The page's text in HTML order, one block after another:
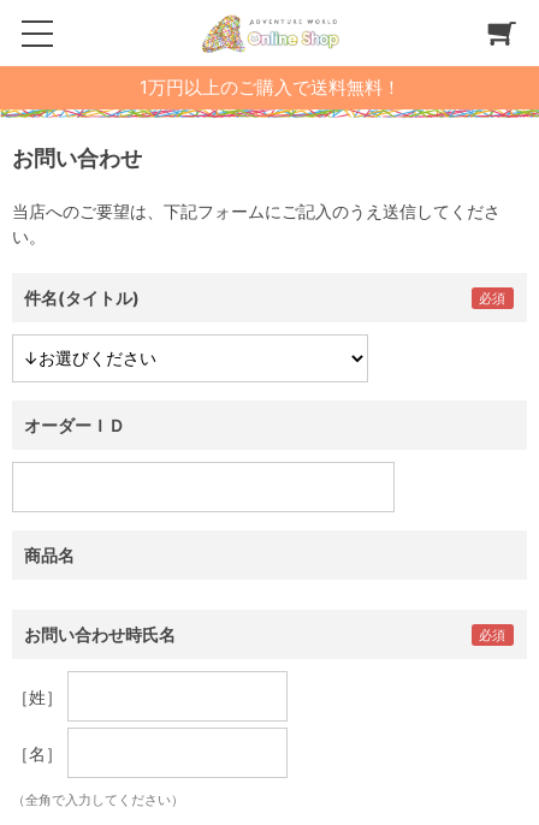
1万円以上のご購入で送料無料！
お問い合わせ
当店へのご要望は、下記フォームにご記入のうえ送信してくださ
い。
件名(タイトル)
オーダーＩＤ
商品名
お問い合わせ時氏名
［姓］
［名］
（全角で入力してください）